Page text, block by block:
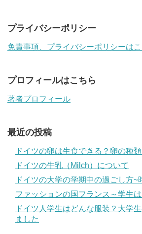
プライバシーポリシー
免責事項、プライバシーポリシーは
プロフィールはこちら
著者プロフィール
最近の投稿
ドイツの卵は生食できる？卵の種類
ドイツの牛乳（Milch）について
ドイツの大学の学期中の過ごし方~
ファッションの国フランス～学生
ドイツ人学生はどんな服装？大学
ました